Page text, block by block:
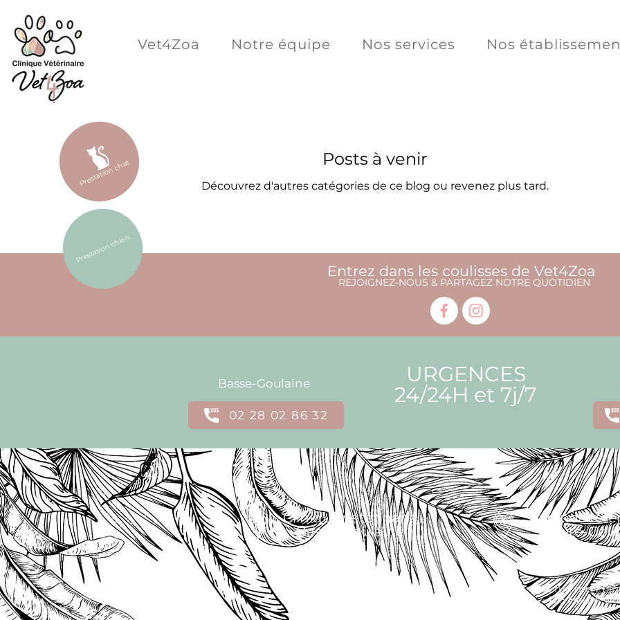
Prestation chat
Prestation chien
Vet4Zoa Notre équipe Nos services Nos
Posts à venir
Découvrez d'autres catégories de ce blog ou revenez plus tard.
Entrez dans les coulisses de Vet4Zoa
REJOIGNEZ-NOUS & PARTAGEZ NOTRE QUOTIDIEN
Basse-Goulaine
02 28 02 86 32
URGENCES
24/24H et 7j/7
Clinique vétérinaire
Basse-Goulaine
40 rue de la champagnere
Cabinet
Haute-
2 rue des
44115 Haute-